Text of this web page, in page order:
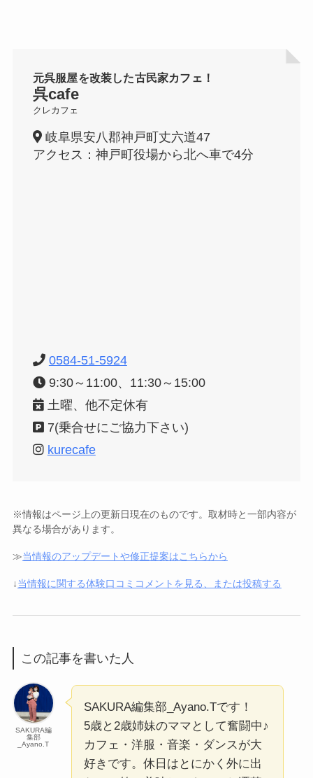
元呉服屋を改装した古民家カフェ！
呉cafe
クレカフェ
岐阜県安八郡神戸町丈六道47
アクセス：神戸町役場から北へ車で4分
0584-51-5924
9:30～11:00、11:30～15:00
土曜、他不定休有
7(乗合せにご協力下さい)
kurecafe
※情報はページ上の更新日現在のものです。取材時と一部内容が
異なる場合があります。
≫当情報のアップデートや修正提案はこちらから
↓当情報に関する体験口コミコメントを見る、または投稿する
この記事を書いた人
SAKURA編
集部
_Ayano.T
SAKURA編集部_Ayano.Tです！
5歳と2歳姉妹のママとして奮闘中♪
カフェ・洋服・音楽・ダンスが大
好きです。休日はとにかく外に出